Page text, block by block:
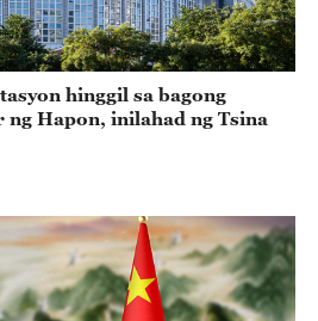
hinggil sa bagong
ng Hapon, inilahad ng Tsina